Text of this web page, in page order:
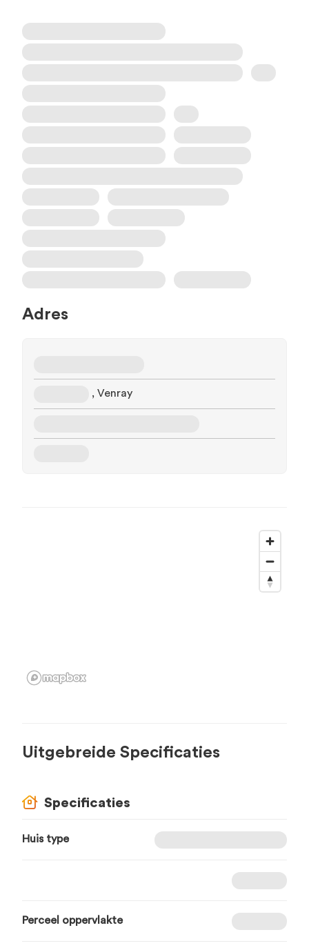
Adres
, Venray
Uitgebreide Specificaties
Specificaties
Huis type
Perceel oppervlakte